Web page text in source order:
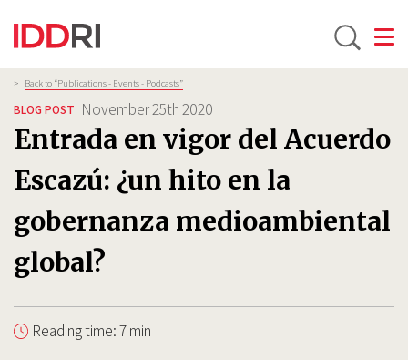
Skip
to
main
content
Breadcrumb
> Back to “Publications - Events - Podcasts”
BLOG POST November 25th 2020
Entrada en vigor del Acuerdo
Escazú: ¿un hito en la
gobernanza medioambiental
global?
Reading time: 7 min